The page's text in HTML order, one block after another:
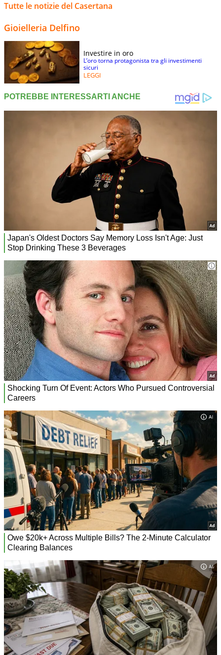
Tutte le notizie del Casertana
Gioielleria Delfino
Investire in oro
L’oro torna protagonista tra gli investimenti
sicuri
LEGGI